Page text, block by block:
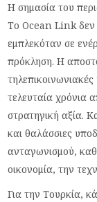
Η σημασία του
Το Ocean Link δεν
εμπλεκόταν σε
πρόκληση. Η
τελευταία χρόνια
στρατηγική αξία.
και θαλάσσιες
ανταγωνισμού,
οικονομία, την
Για την Τουρκία,